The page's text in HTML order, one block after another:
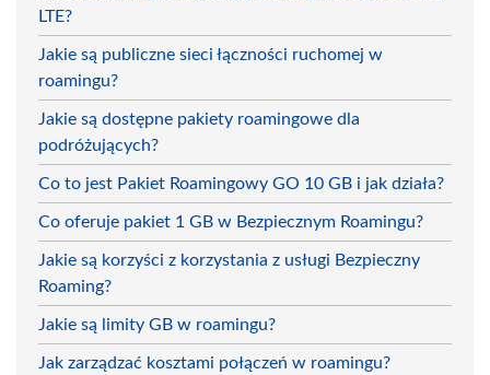
LTE?
Jakie są publiczne sieci łączności ruchomej w
roamingu?
Jakie są dostępne pakiety roamingowe dla
podróżujących?
Co to jest Pakiet Roamingowy GO 10 GB i jak działa?
Co oferuje pakiet 1 GB w Bezpiecznym Roamingu?
Jakie są korzyści z korzystania z usługi Bezpieczny
Roaming?
Jakie są limity GB w roamingu?
Jak zarządzać kosztami połączeń w roamingu?